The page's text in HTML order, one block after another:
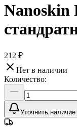
Nanoskin
212 ₽
Нет в наличии
Количество:
Уточнить наличие